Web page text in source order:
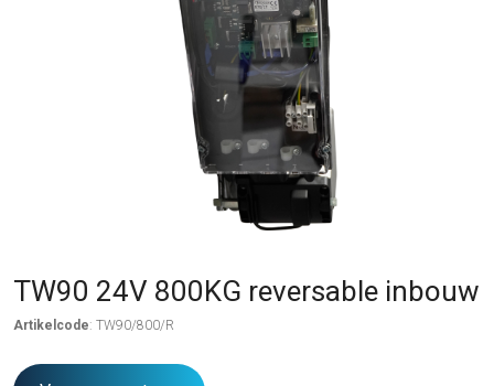
TW90 24V 800KG reversable inbouw
Artikelcode: TW90/800/R